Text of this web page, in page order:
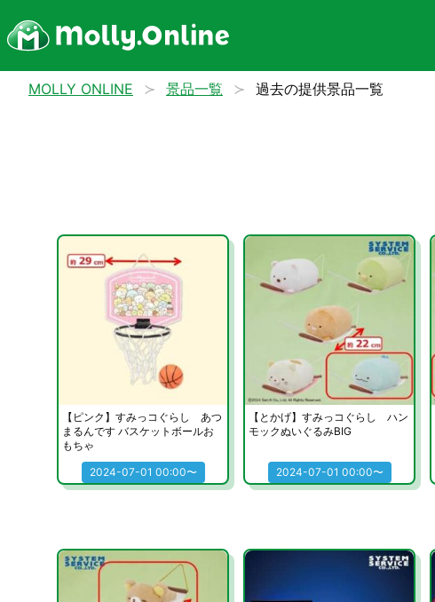
MOLLY ONLINE 景品一覧 過去の提供景品一覧
【ピンク】すみっコぐらし あつ
まるんです バスケットボールお
もちゃ
2024-07-01 00:00〜
【とかげ】すみっコぐらし ハン
モックぬいぐるみBIG
2024-07-01 00:00〜